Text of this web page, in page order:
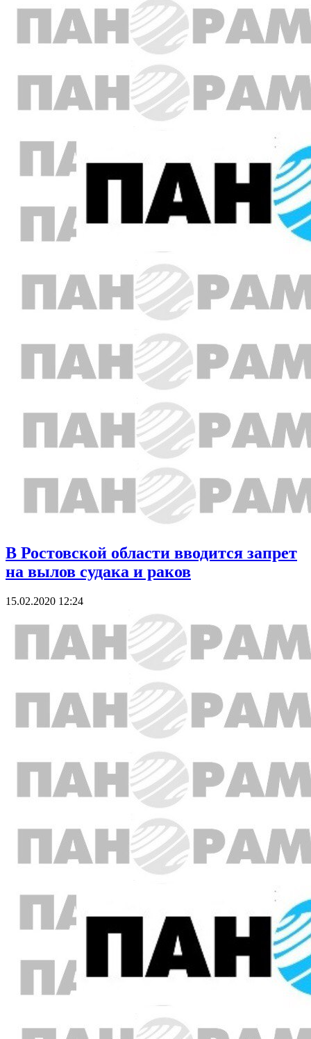
В Ростовской области вводится запрет
на вылов судака и раков
15.02.2020 12:24